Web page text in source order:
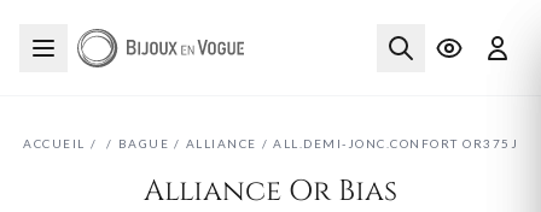
ACCUEIL / / BAGUE / ALLIANCE / ALL.DEMI-JONC.CONFORT OR375J
Alliance Or Bias